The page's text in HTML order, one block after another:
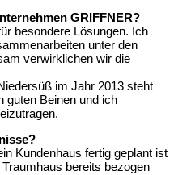
GRIFFNER?
besondere Lösungen. Ich
unter den
verwirklichen wir die
im Jahr 2013 steht
guten Beinen und ich
Kundenhaus fertig geplant ist
bereits bezogen